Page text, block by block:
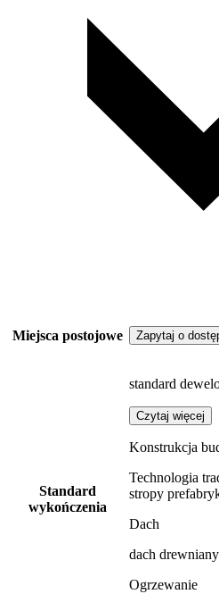
Miejsca postojowe Zapytaj o
Standard
wykończenia
standard
Czytaj więcej
Konstrukcja
Technologia
stropy
Dach
dach drewniany
Ogrzewanie